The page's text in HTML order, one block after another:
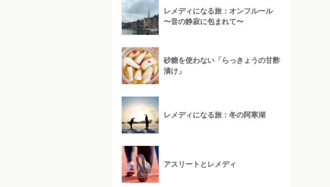
レメディになる旅：オンフルール
〜音の静寂に包まれて〜
砂糖を使わない「らっきょうの甘酢
漬け」
レメディになる旅：冬の阿寒湖
アスリートとレメディ